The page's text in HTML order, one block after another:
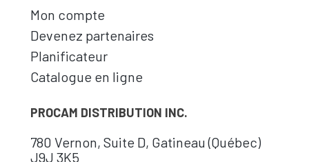
Mon compte
Devenez partenaires
Planificateur
Catalogue en ligne
PROCAM DISTRIBUTION INC.
780 Vernon, Suite D, Gatineau (Québec)
J9J 3K5